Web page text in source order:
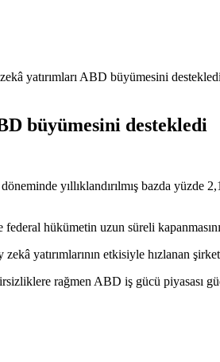
yatırımları ABD büyümesini destekledi
büyümesini destekledi
yıllıklandırılmış bazda yüzde
hükümetin uzun süreli
yatırımlarının etkisiyle hızlanan
rağmen ABD iş gücü piyasası